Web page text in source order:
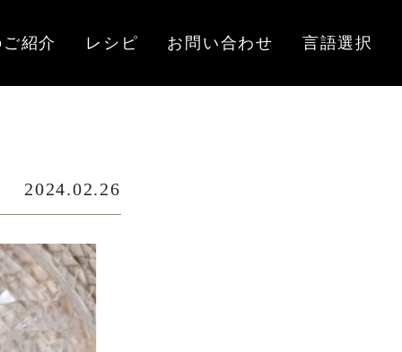
紹介 レシピ お問い合わせ 言語選択
2024.02.26